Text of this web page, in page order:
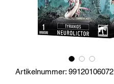
Artikelnummer: 99120106072